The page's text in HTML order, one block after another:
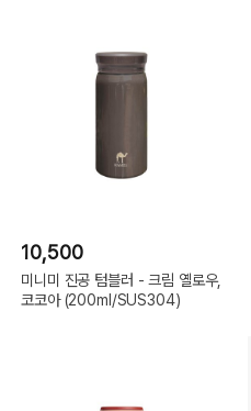
10,500
미니미 진공 텀블러 - 크림 옐로우,
코코아 (200ml/SUS304)